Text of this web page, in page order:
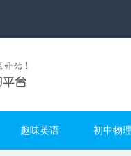
趣味英语 初中物理